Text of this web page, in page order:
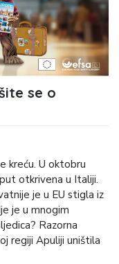
se o
kreću. U oktobru
otkrivena u Italiji.
je u EU stigla iz
je u mnogim
Razorna
regiji Apuliji uništila